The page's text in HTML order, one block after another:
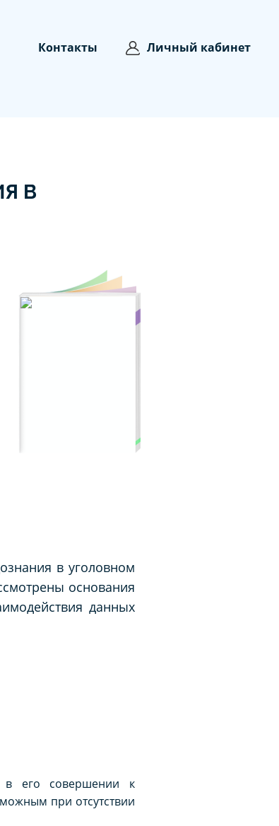
Контакты Личный кабинет
В
в уголовном
основания
данных
в его совершении к
при отсутствии